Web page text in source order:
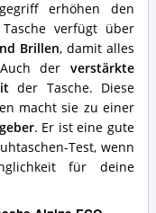
erhöhen den
verfügt über
Brillen, damit alles
der verstärkte
der Tasche. Diese
macht sie zu einer
. Er ist eine gute
Test, wenn
für deine